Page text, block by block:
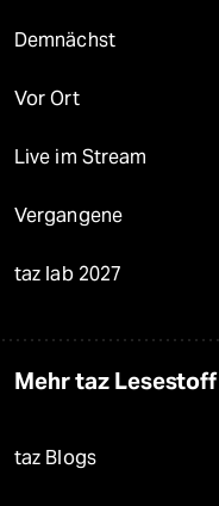
Demnächst
Vor Ort
Live im Stream
Vergangene
taz lab 2027
Mehr taz Lesestoff
taz Blogs